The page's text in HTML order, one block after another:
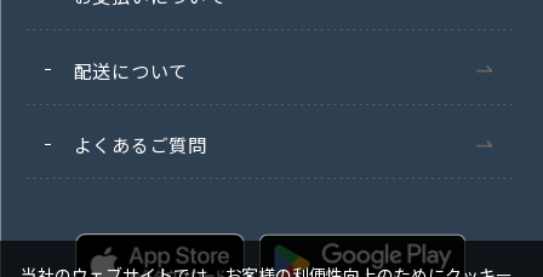
配送について
よくあるご質問